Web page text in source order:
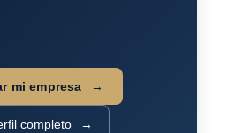
mi empresa
completo